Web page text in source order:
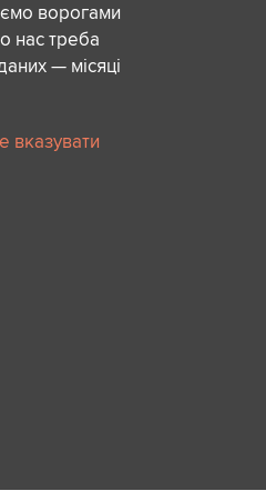
ворогами
нас треба
— місяці
вказувати